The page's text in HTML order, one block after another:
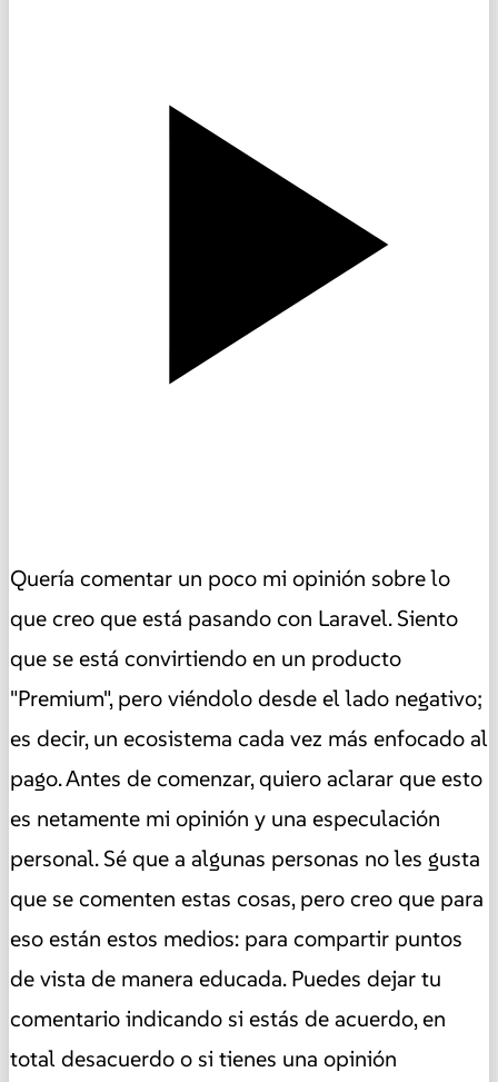
Quería comentar un poco mi opinión sobre lo
que creo que está pasando con Laravel. Siento
que se está convirtiendo en un producto
"Premium", pero viéndolo desde el lado negativo;
es decir, un ecosistema cada vez más enfocado al
pago. Antes de comenzar, quiero aclarar que esto
es netamente mi opinión y una especulación
personal. Sé que a algunas personas no les gusta
que se comenten estas cosas, pero creo que para
eso están estos medios: para compartir puntos
de vista de manera educada. Puedes dejar tu
comentario indicando si estás de acuerdo, en
total desacuerdo o si tienes una opinión